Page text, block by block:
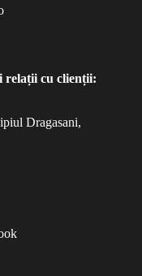
relații cu clienții:
Dragasani,